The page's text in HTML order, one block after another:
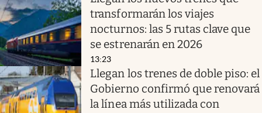
transformarán los viajes
nocturnos: las 5 rutas clave que
se estrenarán en 2026
13:23
Llegan los trenes de doble piso: el
Gobierno confirmó que renovará
la línea más utilizada con